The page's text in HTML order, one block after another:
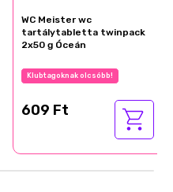
WC Meister wc
tartálytabletta twinpack
2x50 g Óceán
Klubtagoknak olcsóbb!
609 Ft